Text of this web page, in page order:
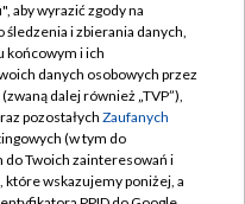
TVP
aby wyrazić zgody na
i zbierania danych,
końcowym i ich
danych osobowych przez
dalej również „TVP”),
pozostałych Zaufanych
(w tym do
Twoich zainteresowań i
które wskazujemy poniżej, a